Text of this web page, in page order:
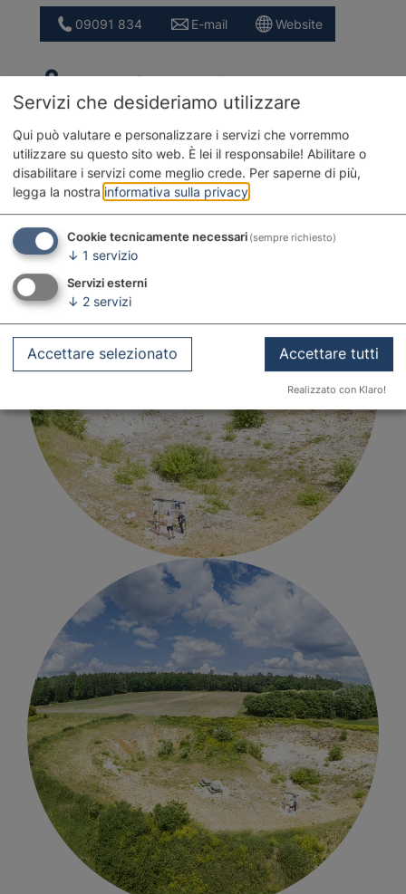
09091 834 E-mail Website
Der Lehrpfad zu den Geotopen beginnt am
Sportheim/Sportplatz Daiting in der
Servizi che desideriamo utilizzare
Qui può valutare e personalizzare i servizi che vorremmo
utilizzare su questo sito web. È lei il responsabile! Abilitare o
disabilitare i servizi come meglio crede. Per saperne di più,
legga la nostra informativa sulla privacy
Cookie tecnicamente necessari (sempre richiesto)
↓ 1 servizio
Servizi esterni
↓ 2 servizi
Accettare selezionato Accettare tutti
Realizzato con Klaro!